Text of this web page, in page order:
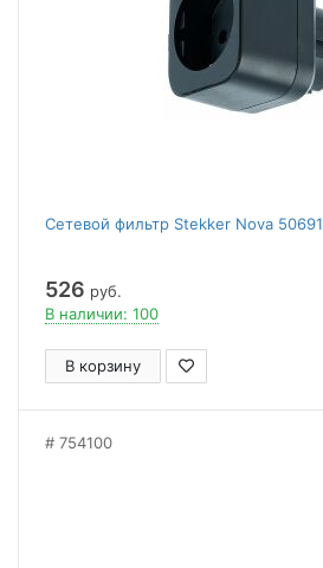
Сетевой фильтр Stekker Nova 50691
526 руб.
В наличии: 100
В корзину
754100